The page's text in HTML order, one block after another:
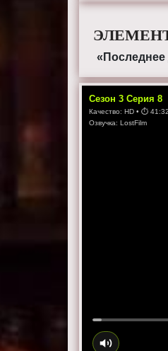
«Последнее
Сезон3 Серия8
Качество:HD • ⏱41:32
Озвучка:LostFilm